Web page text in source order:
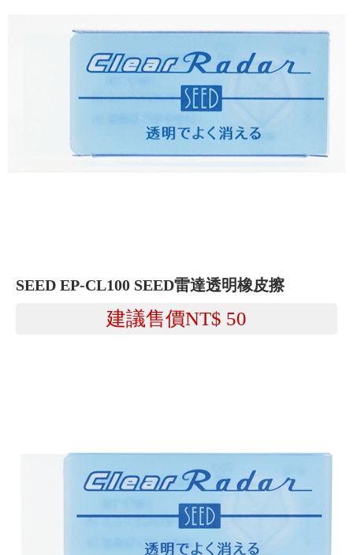
SEED EP-CL100 SEED雷達透明橡皮擦
建議售價NT$ 50